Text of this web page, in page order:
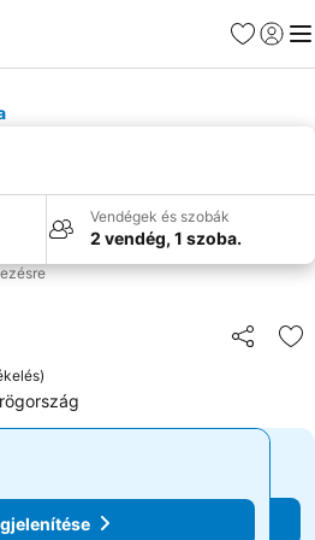
Kedvencek
Vendégek és szobák
2 vendég, 1 szoba.
)